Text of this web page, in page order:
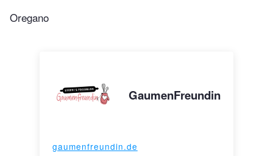
Oregano
GaumenFreundin
gaumenfreundin.de